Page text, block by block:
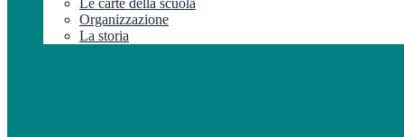
Le carte della scuola
Organizzazione
La storia